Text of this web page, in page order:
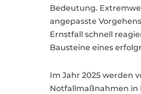
Bedeutung.
angepasste
Ernstfall schnell
Bausteine eines
Im Jahr 2025 werden
Notfallmaßnahmen in